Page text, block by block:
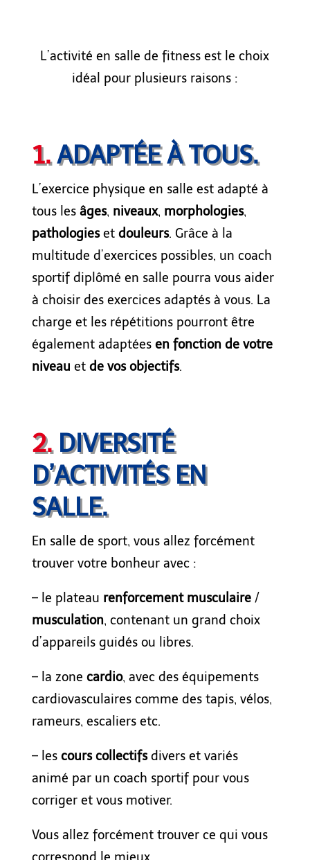
L’activité en salle de fitness est le choix
idéal pour plusieurs raisons :
1.ADAPTÉE À TOUS.
L’exercice physiqueen salle est adapté à
tous lesâges, niveaux, morphologies,
pathologies et douleurs. Grâce à la
multitude d’exercices possibles, un coach
sportifdiplômé en salle pourra vousaider
à choisir des exercices adaptés à vous. La
chargeet les répétitions pourront être
également adaptées en fonction de votre
niveau etde vos objectifs.
2.DIVERSITÉ
D’ACTIVITÉS EN
SALLE.
En salle de sport, vous allez forcément
trouver votre bonheur avec :
– le plateau renforcementmusculaire /
musculation, contenant un grand choix
d’appareils guidés ou libres.
– la zonecardio, avec des équipements
cardiovasculaires comme des tapis, vélos,
rameurs, escaliers etc.
– lescours collectifsdivers et variés
animé par un coach sportif pour vous
corriger et vous motiver.
Vous allez forcément trouver ce qui vous